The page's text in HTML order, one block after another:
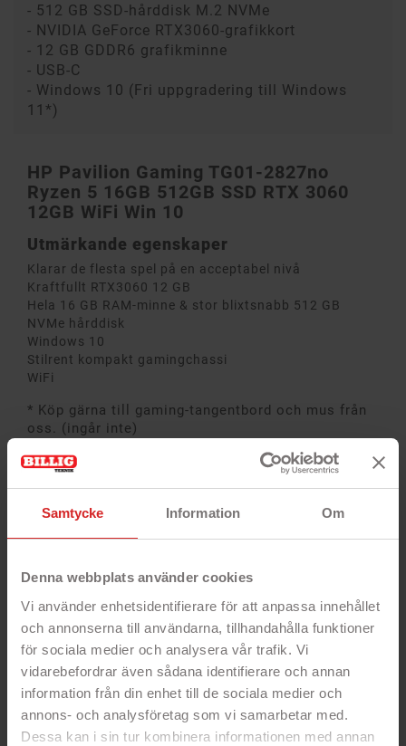
Samtycke Information Om
Denna webbplats använder cookies
Vi använder enhetsidentifierare för att anpassa innehållet
och annonserna till användarna, tillhandahålla funktioner
för sociala medier och analysera vår trafik. Vi
vidarebefordrar även sådana identifierare och annan
information från din enhet till de sociala medier och
annons- och analysföretag som vi samarbetar med.
Dessa kan i sin tur kombinera informationen med annan
HP Pavilion Gaming TG01-2827no
Ryzen 5 16GB 512GB SSD RTX 3060
12GB WiFi Win 10
Utmärkande egenskaper
Klarar de flesta spel på en acceptabel nivå
Kraftfullt RTX3060 12 GB
Hela 16 GB RAM-minne & stor blixtsnabb 512 GB
NVMe hårddisk
Windows 10
Stilrent kompakt gamingchassi
WiFi
* Köp gärna till gaming-tangentbord och mus från
oss. (ingår inte)
Den här datorn är kompatibel med Windows 11 och
kommer kunna uppgraderas utan kostnad under
den fria uppgraderingsperioden.
Mer information
om Windows 11 finns här.
- 512 GB SSD-hårddisk M.2 NVMe
- NVIDIA GeForce RTX3060-grafikkort
- 12 GB GDDR6 grafikminne
- USB-C
- Windows 10 (Fri uppgradering till Windows
11*)